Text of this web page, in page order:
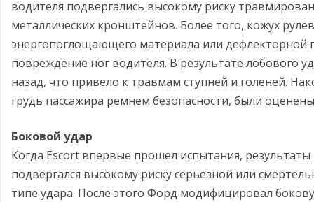
водителя подвергались высокому риску
металлических кронштейнов. Более того, кожух
энергопоглощающего материала или дефлекторной
повреждение ног водителя. В результате лобового
назад, что привело к травмам ступней и голеней.
грудь пассажира ремнем безопасности, были
Боковой удар
Когда Escort впервые прошел испытания, результаты
подвергался высокому риску серьезной или
типе удара. После этого Форд модифицировал